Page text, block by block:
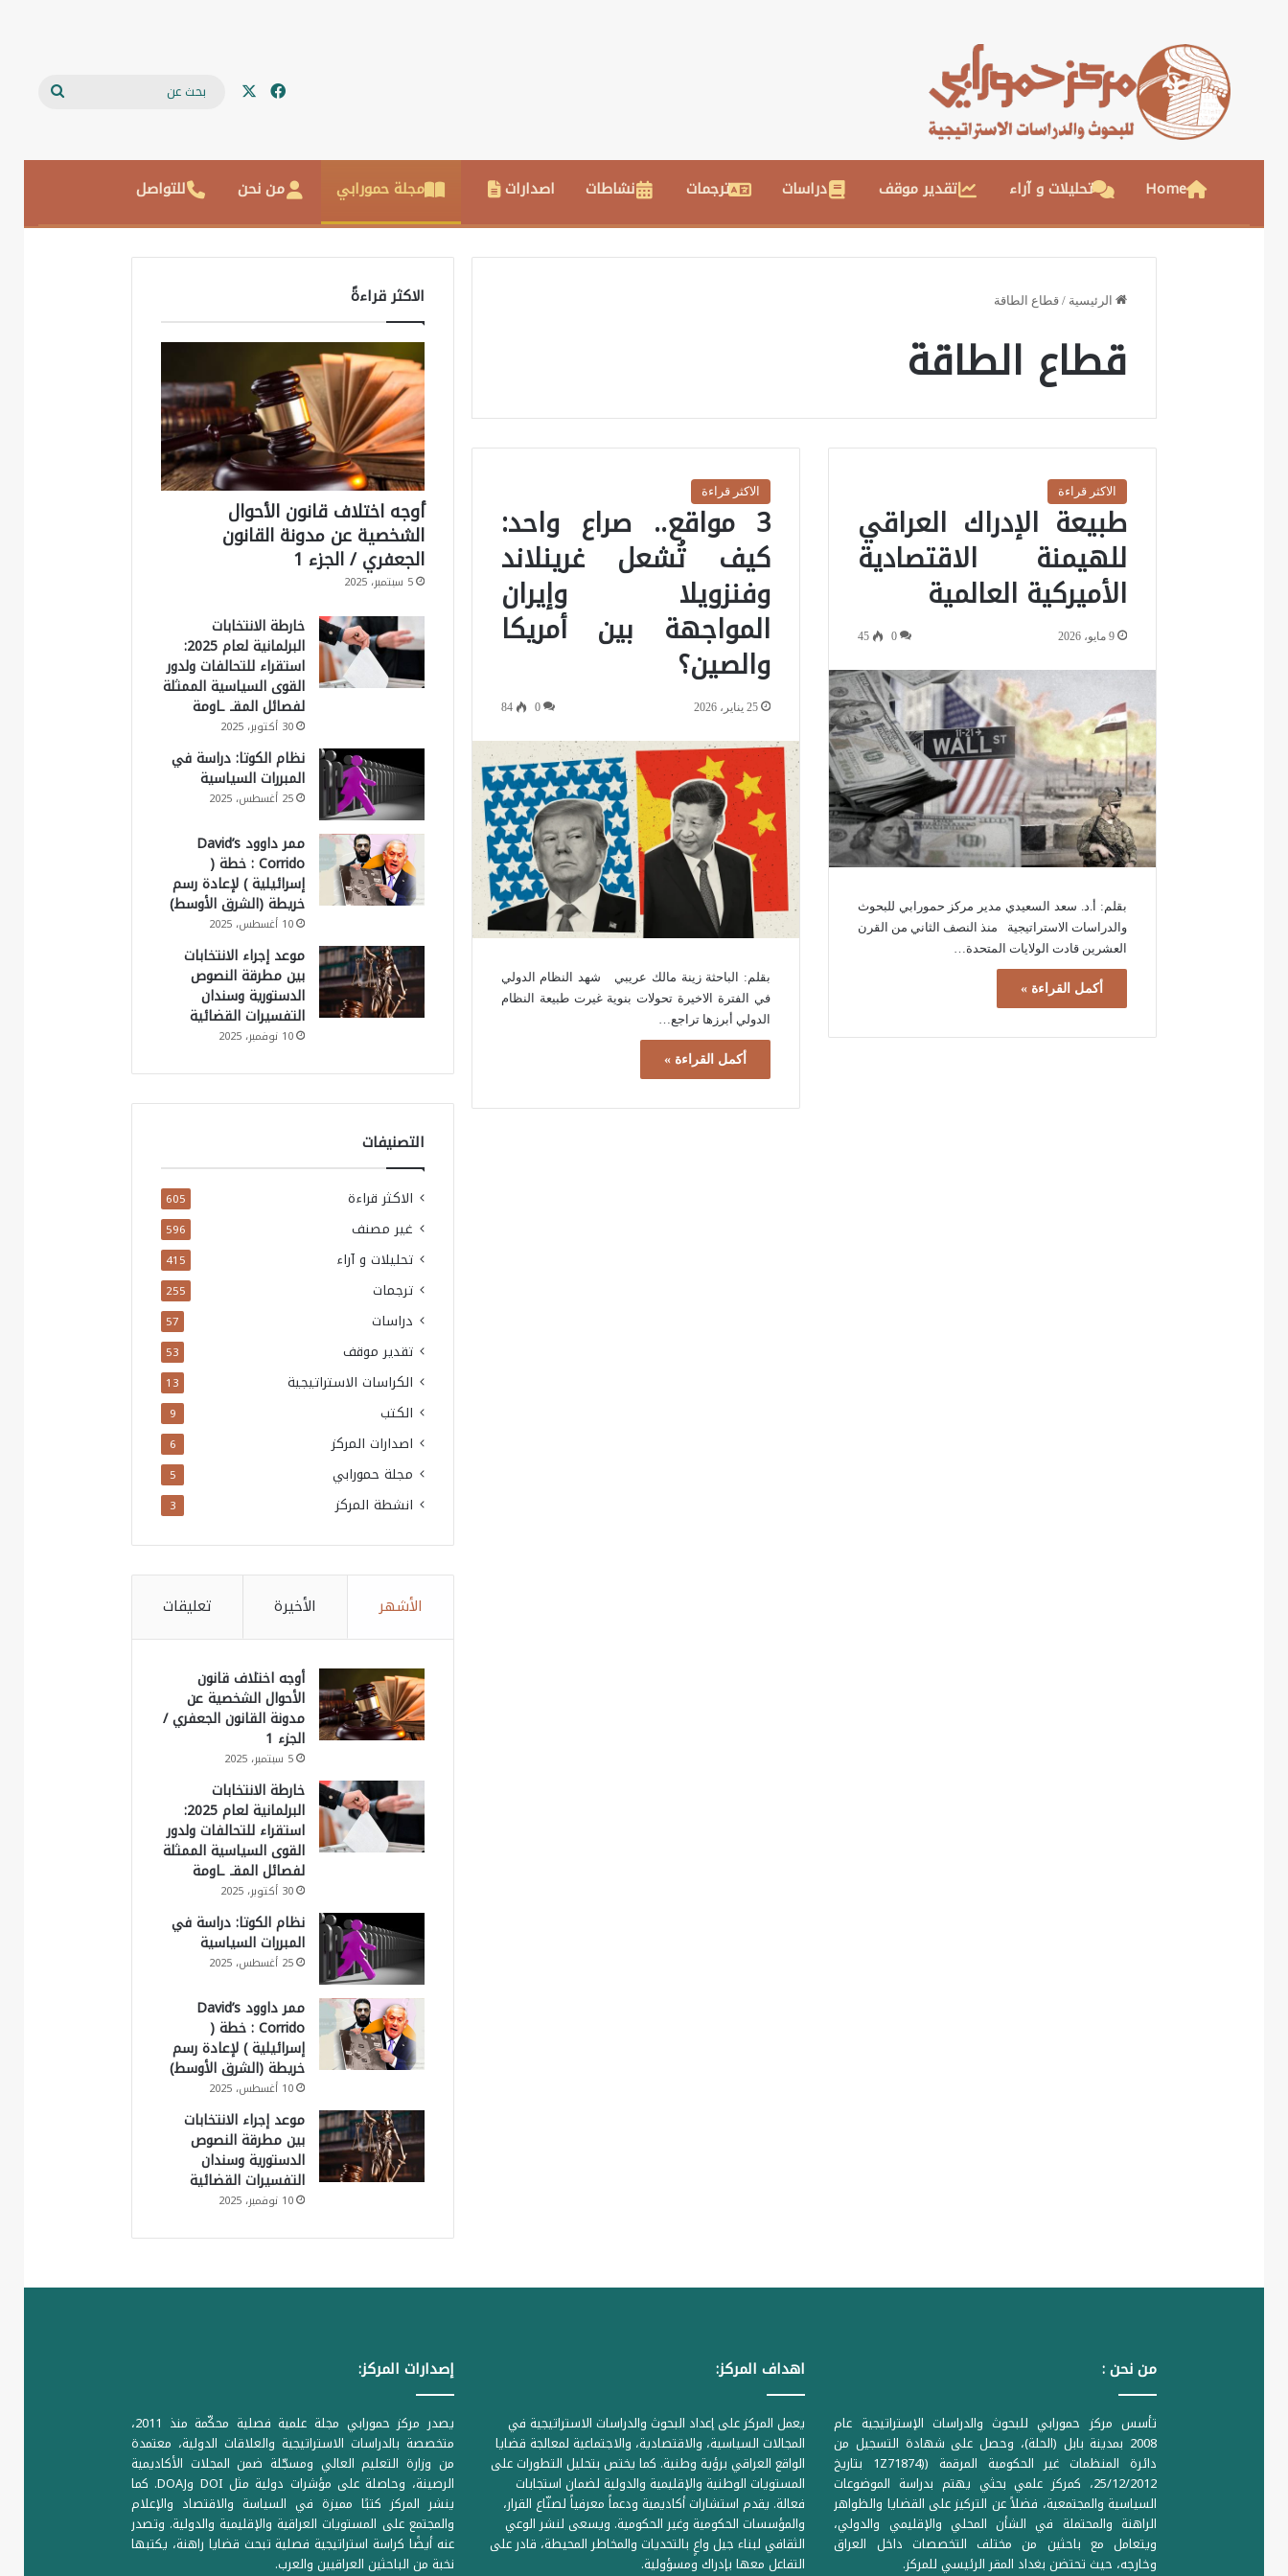
فيسبوك
Home تحليلات و آراء تقدير موقف دراسات ترجمات نشاطات اصدارات مجلة حمورابي من نحن للتواصل
الرئيسية / قطاع الطاقة
قطاع الطاقة
الاكثر قراءة
طبيعة الإدراك العراقي
للهيمنة الاقتصادية
الأميركية العالمية
9 مايو، 2026 0
45
بقلم: أ.د. سعد السعيدي مدير مركز حمورابي للبحوث
والدراسات الاستراتيجية منذ النصف الثاني من القرن
العشرين قادت الولايات المتحدة…
أكمل القراءة »
الاكثر قراءة
3 مواقع.. صراع واحد:
كيف تُشعل غرينلاند
وفنزويلا وإيران
المواجهة بين أمريكا
والصين؟
25 يناير، 2026 0
84
بقلم: الباحثة زينة مالك عريبي شهد النظام الدولي
في الفترة الاخيرة تحولات بنوية غيرت طبيعة النظام
الدولي أبرزها تراجع…
أكمل القراءة »
الاكثر قراءةً
أوجه اختلاف قانون الأحوال
الشخصية عن مدونة القانون
الجعفري / الجزء 1
5 سبتمبر، 2025
خارطة الانتخابات
البرلمانية لعام 2025:
استقراء للتحالفات ولدور
القوى السياسية الممثلة
لفصائل المقـ ـاومة
30 أكتوبر، 2025
نظام الكوتا: دراسة في
المبررات السياسية
25 أغسطس، 2025
ممر داوود David’s
Corrido : خطة (
إسرائيلية ) لإعادة رسم
خريطة (الشرق الأوسط)
10 أغسطس، 2025
موعد إجراء الانتخابات
بين مطرقة النصوص
الدستورية وسندان
التفسيرات القضائية
10 نوفمبر، 2025
التصنيفات
الاكثر قراءة 605
غير مصنف 596
تحليلات و آراء 415
ترجمات 255
دراسات 57
تقدير موقف 53
الكراسات الاستراتيجية 13
الكتب 9
اصدارات المركز 6
مجلة حمورابي 5
انشطة المركز 3
الأشهر الأخيرة تعليقات
أوجه اختلاف قانون
الأحوال الشخصية عن
مدونة القانون الجعفري /
الجزء 1
5 سبتمبر، 2025
خارطة الانتخابات
البرلمانية لعام 2025:
استقراء للتحالفات ولدور
القوى السياسية الممثلة
لفصائل المقـ ـاومة
30 أكتوبر، 2025
نظام الكوتا: دراسة في
المبررات السياسية
25 أغسطس، 2025
ممر داوود David’s
Corrido : خطة (
إسرائيلية ) لإعادة رسم
خريطة (الشرق الأوسط)
10 أغسطس، 2025
موعد إجراء الانتخابات
بين مطرقة النصوص
الدستورية وسندان
التفسيرات القضائية
10 نوفمبر، 2025
من نحن :
تأسس مركز حمورابي للبحوث والدراسات الإستراتيجية عام
2008 بمدينة بابل (الحلة)، وحصل على شهادة التسجيل من
دائرة المنظمات غير الحكومية المرقمة ((1Z71874 بتاريخ
25/12/2012، كمركز علمي بحثي يهتم بدراسة الموضوعات
السياسية والمجتمعية، فضلاً عن التركيز على القضايا والظواهر
الراهنة والمحتملة في الشأن المحلي والإقليمي والدولي،
ويتعامل مع باحثين من مختلف التخصصات داخل العراق
وخارجه، حيث تحتضن بغداد المقر الرئيسي للمركز.
اهداف المركز:
يعمل المركز على إعداد البحوث والدراسات الاستراتيجية في
المجالات السياسية، والاقتصادية، والاجتماعية لمعالجة قضايا
الواقع العراقي برؤية وطنية. كما يختص بتحليل التطورات على
المستويات الوطنية والإقليمية والدولية لضمان استجابات
فعالة. يقدم استشارات أكاديمية ودعماً معرفياً لصنّاع القرار،
والمؤسسات الحكومية وغير الحكومية. ويسعى لنشر الوعي
الثقافي لبناء جيل واعٍ بالتحديات والمخاطر المحيطة، قادر على
التفاعل معها بإدراك ومسؤولية.
إصدارات المركز:
يصدر مركز حمورابي مجلة علمية فصلية محكّمة منذ 2011،
متخصصة بالدراسات الاستراتيجية والعلاقات الدولية، معتمدة
من وزارة التعليم العالي ومسجّلة ضمن المجلات الأكاديمية
الرصينة، وحاصلة على مؤشرات دولية مثل DOI وDOAJ. كما
ينشر المركز كتبًا مميزة في السياسة والاقتصاد والإعلام
والمجتمع على المستويات العراقية والإقليمية والدولية. وتصدر
عنه أيضًا كراسة استراتيجية فصلية تبحث قضايا راهنة، يكتبها
نخبة من الباحثين العراقيين والعرب.